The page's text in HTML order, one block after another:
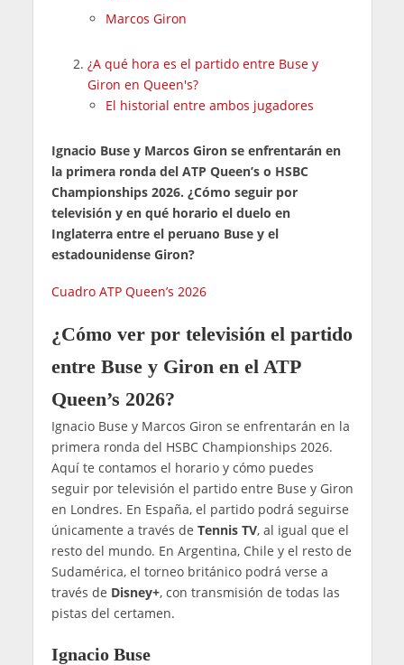
Marcos Giron
¿A qué hora es el partido entre Buse y
Giron en Queen's?
El historial entre ambos jugadores
Ignacio Buse y Marcos Giron se enfrentarán en
la primera ronda del ATP Queen’s o HSBC
Championships 2026. ¿Cómo seguir por
televisión y en qué horario el duelo en
Inglaterra entre el peruano Buse y el
estadounidense Giron?
Cuadro ATP Queen’s 2026
¿Cómo ver por televisión el partido
entre Buse y Giron en el ATP
Queen’s 2026?
Ignacio Buse y Marcos Giron se enfrentarán en la
primera ronda del HSBC Championships 2026.
Aquí te contamos el horario y cómo puedes
seguir por televisión el partido entre Buse y Giron
en Londres. En España, el partido podrá seguirse
únicamente a través de Tennis TV, al igual que el
resto del mundo. En Argentina, Chile y el resto de
Sudamérica, el torneo británico podrá verse a
través de Disney+, con transmisión de todas las
pistas del certamen.
Ignacio Buse